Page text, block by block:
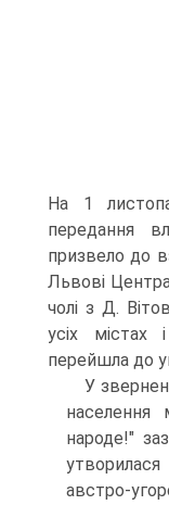
На 1
передання
призвело до
Львові
чолі з Д.
усіх містах
перейшла до
У
населення
народе!"
австро-